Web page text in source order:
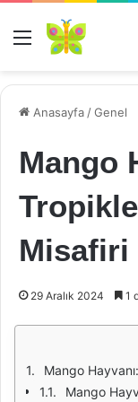
Menü
Anasayfa /Genel
Mango
Misafiri
29 Aralık 2024 1
Mango
Mango